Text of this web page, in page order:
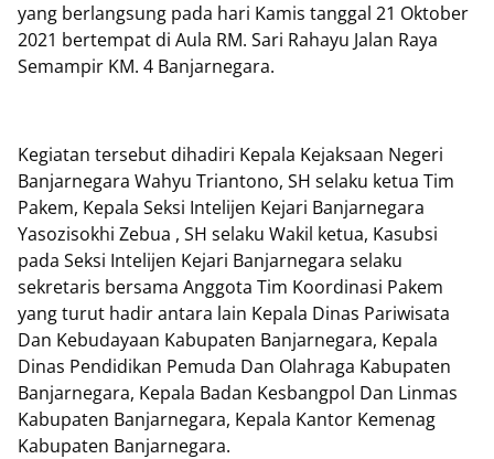
yang berlangsung pada hari Kamis tanggal 21 Oktober
2021 bertempat di Aula RM. Sari Rahayu Jalan Raya
Semampir KM. 4 Banjarnegara.
Kegiatan tersebut dihadiri Kepala Kejaksaan Negeri
Banjarnegara Wahyu Triantono, SH selaku ketua Tim
Pakem, Kepala Seksi Intelijen Kejari Banjarnegara
Yasozisokhi Zebua , SH selaku Wakil ketua, Kasubsi
pada Seksi Intelijen Kejari Banjarnegara selaku
sekretaris bersama Anggota Tim Koordinasi Pakem
yang turut hadir antara lain Kepala Dinas Pariwisata
Dan Kebudayaan Kabupaten Banjarnegara, Kepala
Dinas Pendidikan Pemuda Dan Olahraga Kabupaten
Banjarnegara, Kepala Badan Kesbangpol Dan Linmas
Kabupaten Banjarnegara, Kepala Kantor Kemenag
Kabupaten Banjarnegara.